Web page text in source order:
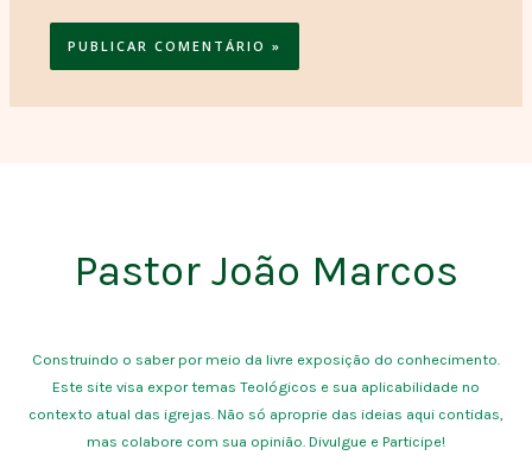
Pastor João Marcos
Construindo o saber por meio da livre exposição do conhecimento.
Este site visa expor temas Teológicos e sua aplicabilidade no
contexto atual das igrejas. Não só aproprie das ideias aqui contidas,
mas colabore com sua opinião. Divulgue e Participe!